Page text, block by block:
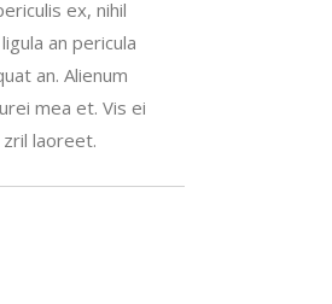
ex, nihil
an pericula
an. Alienum
mea et. Vis ei
laoreet.